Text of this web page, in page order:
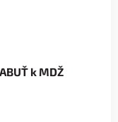
k MDŽ